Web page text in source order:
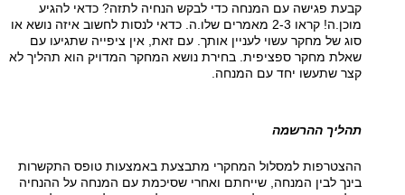
קבעת פגישה עם המנחה כדי לבקש הנחיה לתזה? כדאי להגיע
מוכן.ה! קראו 2-3 מאמרים שלו.ה. כדאי לנסות לחשוב איזה נושא או
סוג של מחקר עשוי לעניין אותך. עם זאת, אין ציפייה שתגיעו עם
שאלת מחקר ספציפית. בחירת נושא המחקר המדויק הוא תהליך לא
קצר שתעשו יחד עם המנחה.
תהליך ההרשמה
ההצטרפות למסלול המחקרי מתבצעת באמצעות טופס התקשרות
בינך לבין המנחה, שייחתם ואחרי שסיכמת עם המנחה על ההנחיה